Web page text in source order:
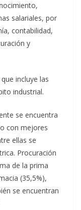
salariales, por
contabilidad,
y
incluye las
industrial.
se encuentra
con mejores
ellas se
Procuración
de la prima
(35,5%),
se encuentran